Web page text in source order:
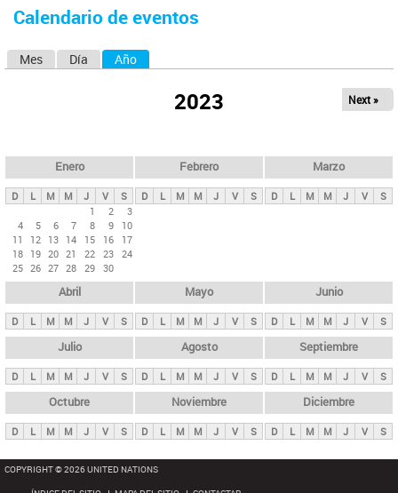
d
usted
Calendario de eventos
s
p
n
i
p
a
l
s
Mes Día Año
2023 Next »
Enero
D L M M J V
S
1
2
3
4
5 6 7 8 9
10
11
12 13 14 15 16
17
18 19 20 21 22 23 24
25 26 27 28 29 30
Febrero
D L M M J V S
Marzo
D L M M J V S
Abril
D L M M J V S
Mayo
D L M M J V S
Junio
D L M M J V S
Julio
D L M M J V S
Agosto
D L M M J V S
Septiembre
D L M M J V S
Octubre
D L M M J V S
Noviembre
D L M M J V S
Diciembre
D L M M J V S
COPYRIGHT © 2026 UNITED NATIONS